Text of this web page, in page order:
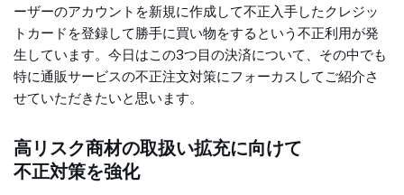
ーザーのアカウントを新規に作成して不正入手したクレジッ
トカードを登録して勝手に買い物をするという不正利用が発
生しています。今日はこの3つ目の決済について、その中でも
特に通販サービスの不正注文対策にフォーカスしてご紹介さ
せていただきたいと思います。
高リスク商材の取扱い拡充に向けて
不正対策を強化